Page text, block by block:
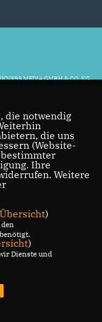
MEDIA GMBH & CO. KG
die notwendig
die uns
(Website-
Ihre
Weitere
)
)
Dienste und